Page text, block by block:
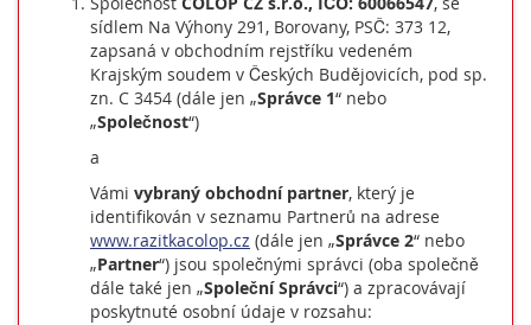
sídlem Na Výhony 291, Borovany, PSČ: 373 12,
zapsaná v obchodním rejstříku vedeném
Krajským soudem v Českých Budějovicích, pod sp.
zn. C 3454 (dále jen „Správce 1“ nebo
„Společnost“)
a
Vámi vybraný obchodní partner, který je
identifikován v seznamu Partnerů na adrese
www.razitkacolop.cz (dále jen „Správce 2“ nebo
„Partner“) jsou společnými správci (oba společně
dále také jen „Společní Správci“) a zpracovávají
poskytnuté osobní údaje v rozsahu: